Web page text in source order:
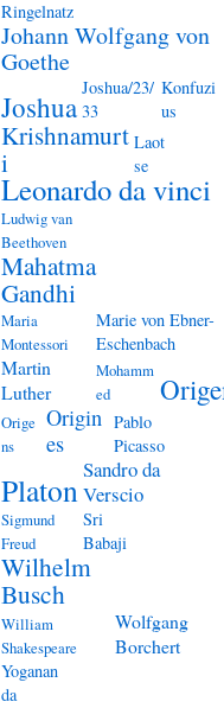
Ringelnatz
Johann Wolfgang von
Goethe
Joshua
Joshua/23/
33
Konfuzi
us
Krishnamurt
i
Laot
se
Leonardo da vinci
Ludwig van
Beethoven
Mahatma
Gandhi
Maria
Montessori
Marie von Ebner-
Eschenbach
Martin
Luther
Mohamm
ed
Orige
ns
Origin
es
Pablo
Picasso
Platon
Sandro da
Verscio
Sigmund
Freud
Sri
Babaji
Wilhelm
Busch
William
Shakespeare
Wolfgang
Borchert
Yoganan
da